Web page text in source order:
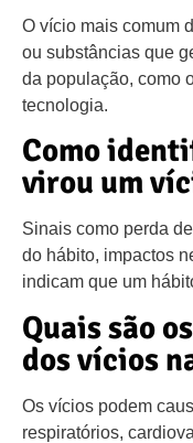
O vício mais comum
ou substâncias que
da população, como
tecnologia.
Como
virou um
Sinais como perda
do hábito, impactos
indicam que um
Quais são
dos vícios
Os vícios podem
respiratórios,